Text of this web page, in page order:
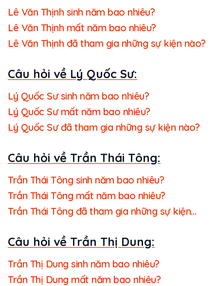
Lê Văn Thịnh sinh năm bao nhiêu?
Lê Văn Thịnh mất năm bao nhiêu?
Lê Văn Thịnh đã tham gia những sự kiện nào?
Câu hỏi về Lý Quốc Sư:
Lý Quốc Sư sinh năm bao nhiêu?
Lý Quốc Sư mất năm bao nhiêu?
Lý Quốc Sư đã tham gia những sự kiện nào?
Câu hỏi về Trần Thái Tông:
Trần Thái Tông sinh năm bao nhiêu?
Trần Thái Tông mất năm bao nhiêu?
Trần Thái Tông đã tham gia những sự kiện
Câu hỏi về Trần Thị Dung:
Trần Thị Dung sinh năm bao nhiêu?
Trần Thị Dung mất năm bao nhiêu?